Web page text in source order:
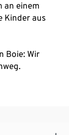
an einem
Kinder aus
Boie: Wir